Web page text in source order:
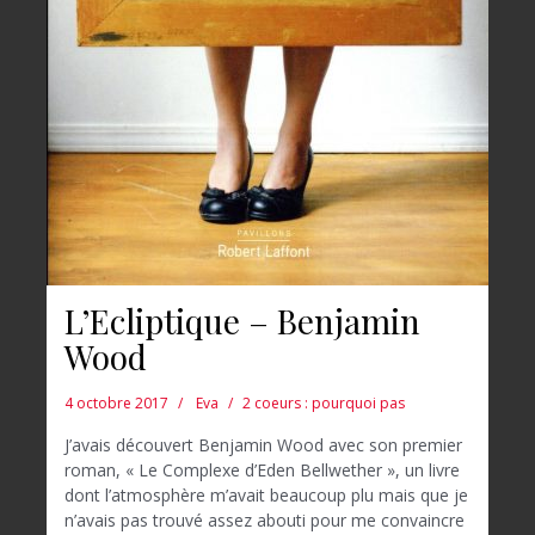
L’Ecliptique – Benjamin
Wood
4 octobre 2017 Eva 2 coeurs : pourquoi pas
J’avais découvert Benjamin Wood avec son premier
roman, « Le Complexe d’Eden Bellwether », un livre
dont l’atmosphère m’avait beaucoup plu mais que je
n’avais pas trouvé assez abouti pour me convaincre